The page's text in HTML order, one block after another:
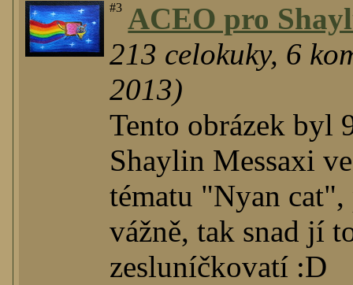
#3 ACEO pro
213 celokuky, 6
2013)
Tento obrázek byl
Shaylin Messaxi
tématu "Nyan cat",
vážně, tak snad jí
zesluníčkovatí :D